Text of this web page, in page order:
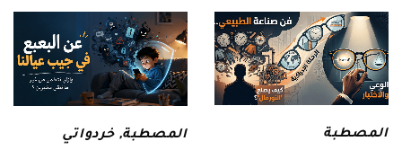
المصطبة المصطبة,خردواتي